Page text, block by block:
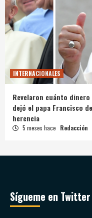
INTERNACIONALES
Revelaron cuánto dinero
dejó el papa Francisco de
herencia
5 meses hace Redacción
Sígueme en Twitter